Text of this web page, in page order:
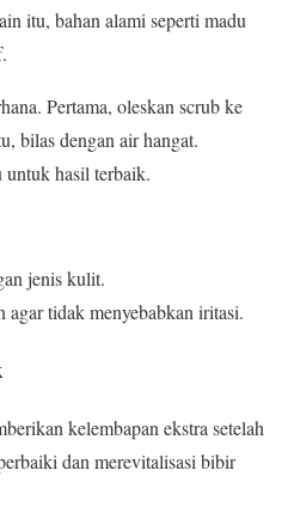
itu, bahan alami seperti madu
Pertama, oleskan scrub ke
bilas dengan air hangat.
hasil terbaik.
jenis kulit.
tidak menyebabkan iritasi.
kelembapan ekstra setelah
dan merevitalisasi bibir